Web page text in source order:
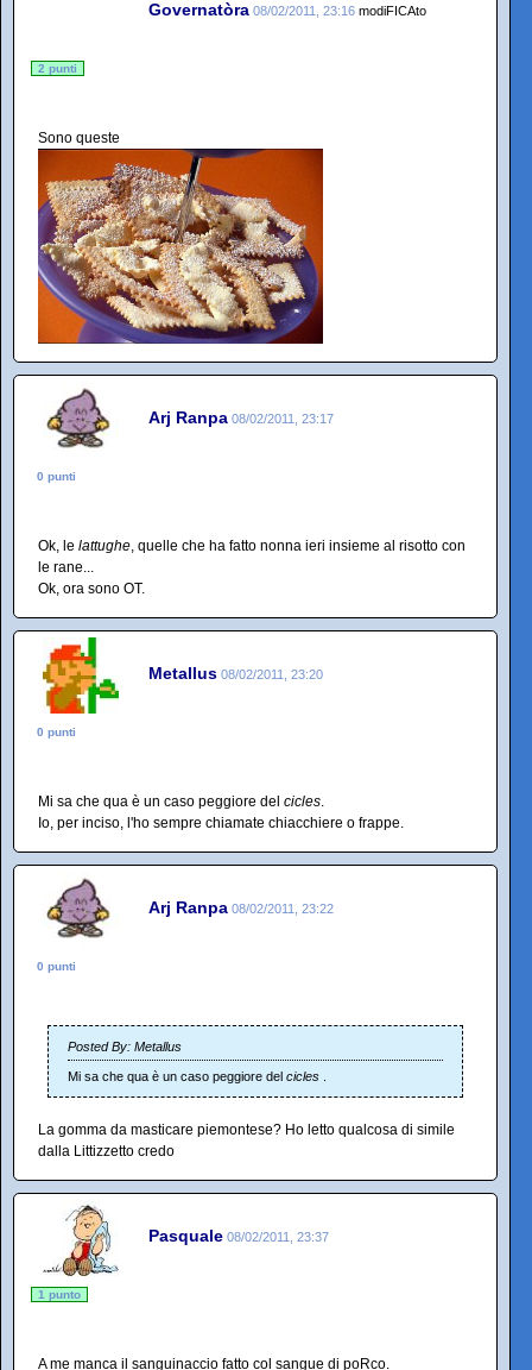
Governatòra 08/02/2011, 23:16 modiFICAto
2 punti
Sono queste
Arj Ranpa 08/02/2011, 23:17
0 punti
Ok, le lattughe, quelle che ha fatto nonna ieri insieme al risotto con
le rane...
Ok, ora sono OT.
Metallus 08/02/2011, 23:20
0 punti
Mi sa che qua è un caso peggiore del cicles.
Io, per inciso, l'ho sempre chiamate chiacchiere o frappe.
Arj Ranpa 08/02/2011, 23:22
0 punti
Posted By: Metallus
Mi sa che qua è un caso peggiore del cicles
La gomma da masticare piemontese? Ho letto qualcosa di simile
dalla Littizzetto credo
Pasquale 08/02/2011, 23:37
1 punto
A me manca il sanguinaccio fatto col sangue di poRco.